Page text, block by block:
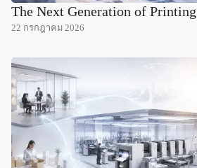
The Next Generation of Printing
22 กรกฎาคม 2026